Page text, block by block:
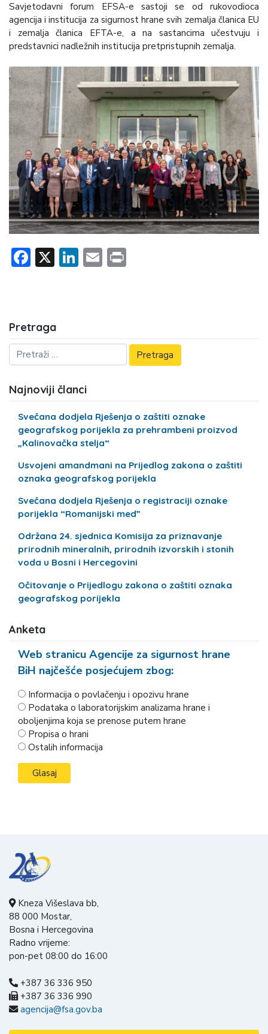
Savjetodavni forum EFSA-e sastoji se od rukovodioca
agencija i institucija za sigurnost hrane svih zemalja članica EU
i zemalja članica EFTA-e, a na sastancima učestvuju i
predstavnici nadležnih institucija pretpristupnih zemalja.
Facebook
X LinkedIn
Email
Pretraga
Najnoviji članci
Svečana dodjela Rješenja o zaštiti oznake
geografskog porijekla za prehrambeni proizvod
„Kalinovačka stelja“
Usvojeni amandmani na Prijedlog zakona o zaštiti
oznaka geografskog porijekla
Svečana dodjela Rješenja o registraciji oznake
porijekla “Romanijski med”
Održana 24. sjednica Komisija za priznavanje
prirodnih mineralnih, prirodnih izvorskih i stonih
voda u Bosni i Hercegovini
Očitovanje o Prijedlogu zakona o zaštiti oznaka
geografskog porijekla
Anketa
Web stranicu Agencije za sigurnost hrane
BiH najčešće posjećujem zbog:
Informacija o povlačenju i opozivu hrane
Podataka o laboratorijskim analizama hrane i
oboljenjima koja se prenose putem hrane
Propisa o hrani
Ostalih informacija
Kneza Višeslava bb,
88 000 Mostar,
Bosna i Hercegovina
Radno vrijeme:
pon-pet 08:00 do 16:00
+387 36 336 950
+387 36 336 990
agencija@fsa.gov.ba